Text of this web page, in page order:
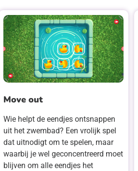
Move out
Wie helpt de eendjes ontsnappen
uit het zwembad? Een vrolijk spel
dat uitnodigt om te spelen, maar
waarbij je wel geconcentreerd moet
blijven om alle eendjes het